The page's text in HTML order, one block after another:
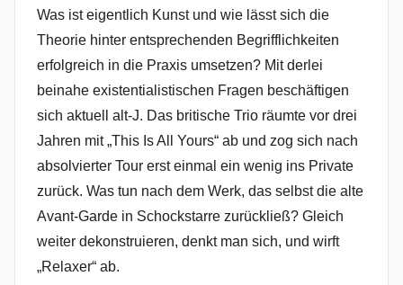
Was ist eigentlich Kunst und wie lässt sich die
Theorie hinter entsprechenden Begrifflichkeiten
erfolgreich in die Praxis umsetzen? Mit derlei
beinahe existentialistischen Fragen beschäftigen
sich aktuell alt-J. Das britische Trio räumte vor drei
Jahren mit „This Is All Yours“ ab und zog sich nach
absolvierter Tour erst einmal ein wenig ins Private
zurück. Was tun nach dem Werk, das selbst die alte
Avant-Garde in Schockstarre zurückließ? Gleich
weiter dekonstruieren, denkt man sich, und wirft
„Relaxer“ ab.